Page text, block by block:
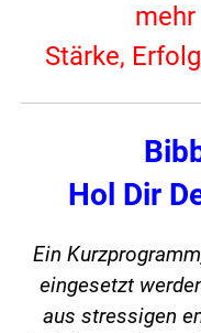
Stärke,
Hol Dir
Ein
eingesetzt
aus stressigen